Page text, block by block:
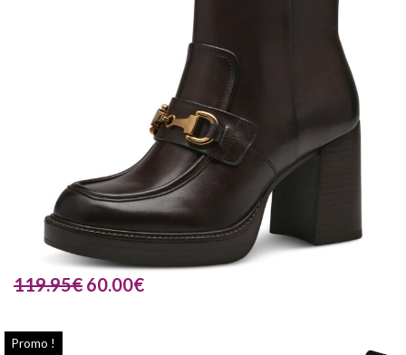
119.95€ 60.00€
Promo !